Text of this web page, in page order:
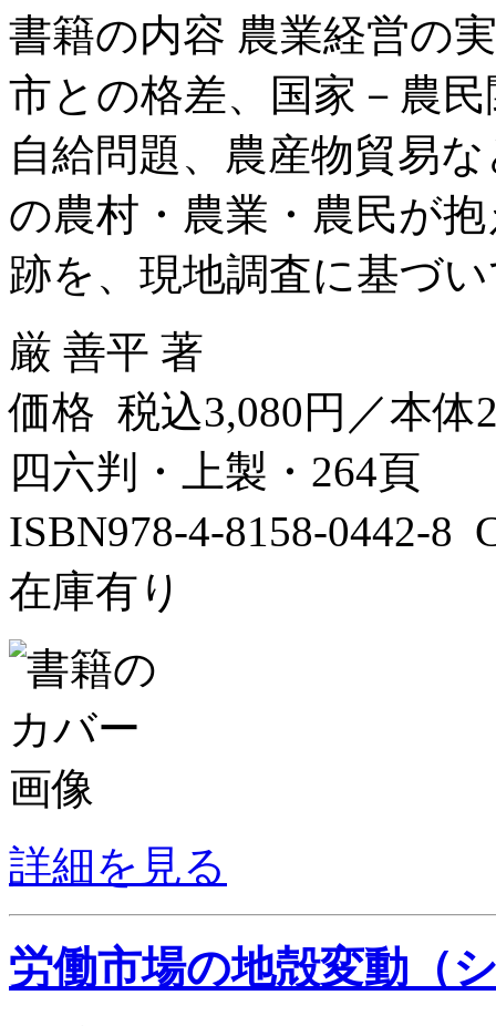
書籍の内容 農業経営の
市との格差、国家－農
自給問題、農産物貿易
の農村・農業・農民が
跡を、現地調査に基づ
厳 善平 著
価格 税込3,080円／本体
四六判・上製・264頁
ISBN978-4-8158-0442-8
在庫有り
詳細を見る
労働市場の地殻変動（